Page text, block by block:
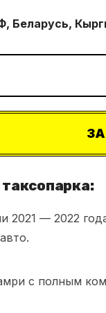
Беларусь,
2021 — 2022
с полным